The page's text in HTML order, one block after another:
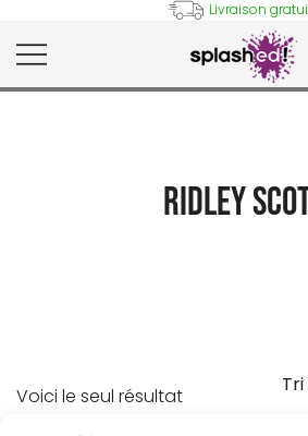
to
content
Livraison
Ridley
Voici le seul résultat